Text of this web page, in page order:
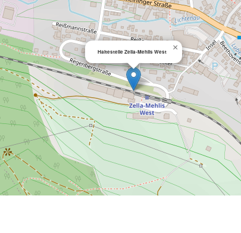
Haltestelle Zella-Mehlis West ×